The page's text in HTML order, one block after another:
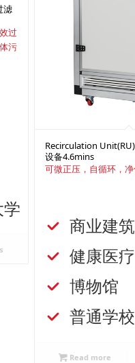
滤
过
污
Recirculation
设备4.6mins
可微正压，自循环，
商业建筑
健康医疗
博物馆
普通学
Read more